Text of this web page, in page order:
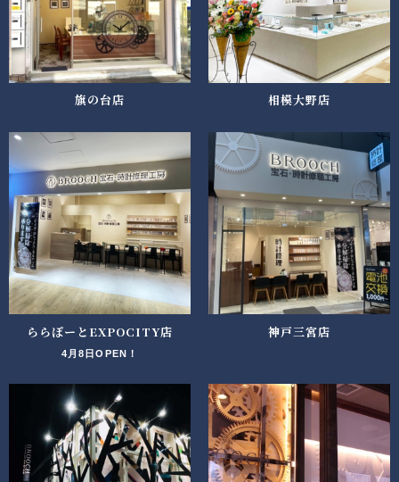
旗の台店 相模大野店
ららぽーとEXPOCITY店
4月8日OPEN！
神戸三宮店